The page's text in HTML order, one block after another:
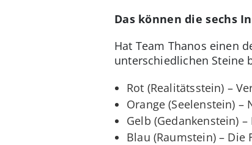
Das können die sechs
Hat Team Thanos einen
unterschiedlichen Steine
Rot (Realitätsstein) –
Orange (Seelenstein)
Gelb (Gedankenstein)
Blau (Raumstein) –